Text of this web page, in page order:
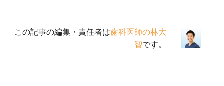
この記事の編集・責任者は歯科医師の林大
智です。